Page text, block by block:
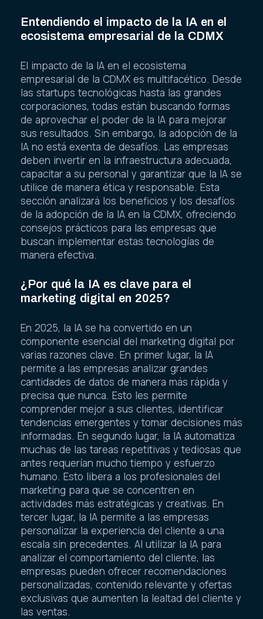
Entendiendo el impacto de la IA en el
ecosistema empresarial de la CDMX
El impacto de la IA en el ecosistema
empresarial de la CDMX es multifacético. Desde
las startups tecnológicas hasta las grandes
corporaciones, todas están buscando formas
de aprovechar el poder de la IA para mejorar
sus resultados. Sin embargo, la adopción de la
IA no está exenta de desafíos. Las empresas
deben invertir en la infraestructura adecuada,
capacitar a su personal y garantizar que la IA se
utilice de manera ética y responsable. Esta
sección analizará los beneficios y los desafíos
de la adopción de la IA en la CDMX, ofreciendo
consejos prácticos para las empresas que
buscan implementar estas tecnologías de
manera efectiva.
¿Por qué la IA es clave para el
marketing digital en 2025?
En 2025, la IA se ha convertido en un
componente esencial del marketing digital por
varias razones clave. En primer lugar, la IA
permite a las empresas analizar grandes
cantidades de datos de manera más rápida y
precisa que nunca. Esto les permite
comprender mejor a sus clientes, identificar
tendencias emergentes y tomar decisiones más
informadas. En segundo lugar, la IA automatiza
muchas de las tareas repetitivas y tediosas que
antes requerían mucho tiempo y esfuerzo
humano. Esto libera a los profesionales del
marketing para que se concentren en
actividades más estratégicas y creativas. En
tercer lugar, la IA permite a las empresas
personalizar la experiencia del cliente a una
escala sin precedentes. Al utilizar la IA para
analizar el comportamiento del cliente, las
empresas pueden ofrecer recomendaciones
personalizadas, contenido relevante y ofertas
exclusivas que aumenten la lealtad del cliente y
las ventas.